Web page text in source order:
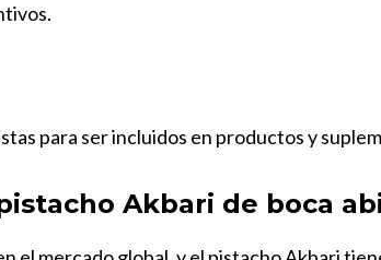
para ser incluidos en productos y
Akbari de boca